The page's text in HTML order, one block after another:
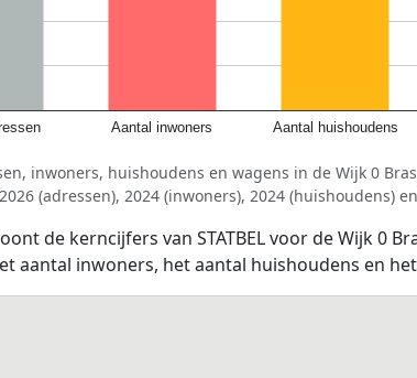
Aantal inwoners Aantal huishoudens
inwoners, huishoudens en wagens in de Wijk 0
(adressen), 2024 (inwoners), 2024 (huishoudens)
de kerncijfers van STATBEL voor de Wijk 0
aantal inwoners, het aantal huishoudens en